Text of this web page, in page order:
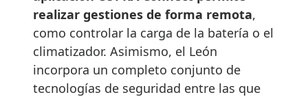
realizar gestiones de forma remota,
como controlar la carga de la batería o el
climatizador. Asimismo, el León
incorpora un completo conjunto de
tecnologías de seguridad entre las que